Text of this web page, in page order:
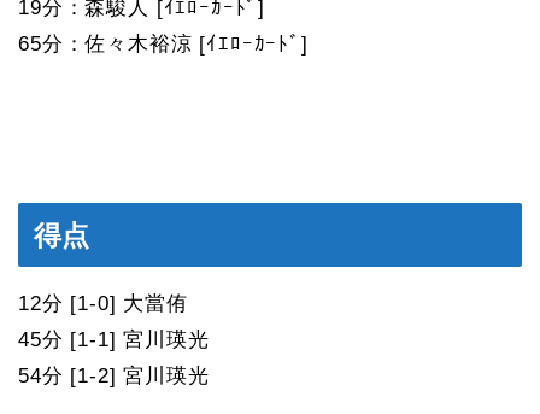
19分：森駿人 [ｲｴﾛｰｶｰﾄﾞ]
65分：佐々木裕涼 [ｲｴﾛｰｶｰﾄﾞ]
得点
12分 [1-0] 大當侑
45分 [1-1] 宮川瑛光
54分 [1-2] 宮川瑛光